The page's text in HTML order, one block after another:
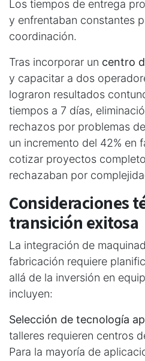
Los tiempos de entrega
y enfrentaban constantes
coordinación.
Tras incorporar un centro
y capacitar a dos
lograron resultados
tiempos a 7 días,
rechazos por problemas
un incremento del 42% en
cotizar proyectos
rechazaban por
Consideraciones
transición exitosa
La integración de
fabricación requiere
allá de la inversión en
incluyen:
Selección de tecnología
talleres requieren centros
Para la mayoría de